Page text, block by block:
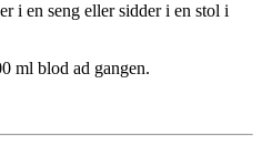
i en seng eller sidder i en stol i
ml blod ad gangen.